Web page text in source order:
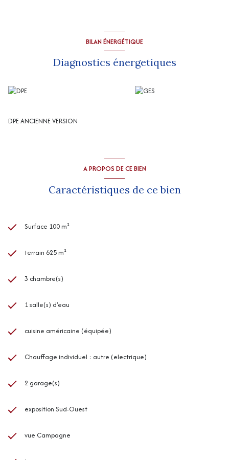
BILAN ÉNERGÉTIQUE
Diagnostics énergetiques
DPE ANCIENNE VERSION
A PROPOS DE CE BIEN
Caractéristiques de ce bien
Surface 100 m²
terrain 625 m²
3 chambre(s)
1 salle(s) d'eau
cuisine américaine (équipée)
Chauffage individuel : autre (electrique)
2 garage(s)
exposition Sud-Ouest
vue Campagne